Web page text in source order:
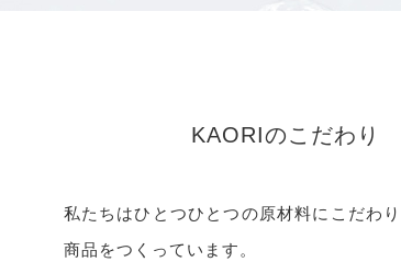
KAORIのこだわり
私たちはひとつひとつの原材料にこだわ
商品をつくっています。